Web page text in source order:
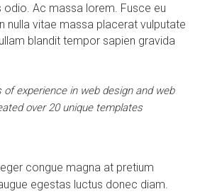
odio. Ac massa lorem. Fusce eu
nulla vitae massa placerat vulputate
blandit tempor sapien gravida
of experience in web design and web
over 20 unique templates
congue magna at pretium
egestas luctus donec diam.